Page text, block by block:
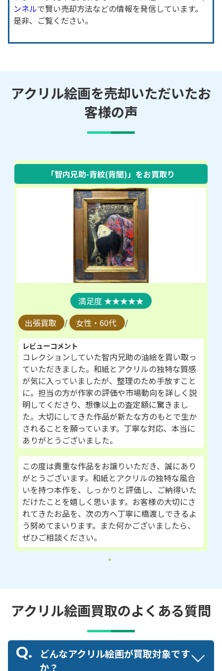
ンネルで賢い売却方法などの情報を発信しています。
是非、ご覧ください。
アクリル絵画を売却いただいたお
客様の声
「智内兄助-背紋(背闇)」をお買取り
★★★★★
出張買取
/ 女性・60代 /
レビューコメント
コレクションしていた智内兄助の油絵を買い取っ
ていただきました。和紙とアクリルの独特な質感
が気に入っていましたが、整理のため手放すこと
に。担当の方が作家の評価や市場動向を詳しく説
明してくださり、想像以上の査定額に驚きまし
た。大切にしてきた作品が新たな方のもとで生か
されることを願っています。丁寧な対応、本当に
ありがとうございました。
この度は貴重な作品をお譲りいただき、誠にあり
がとうございます。和紙とアクリルの独特な風合
いを持つ本作を、しっかりと評価し、ご納得いた
だけたことを嬉しく思います。お客様の大切にさ
れてきたお品を、次の方へ丁寧に橋渡しできるよ
う努めてまいります。また何かございましたら、
ぜひご相談ください。
アクリル絵画買取のよくある質問
どんなアクリル絵画が買取対象です
か？